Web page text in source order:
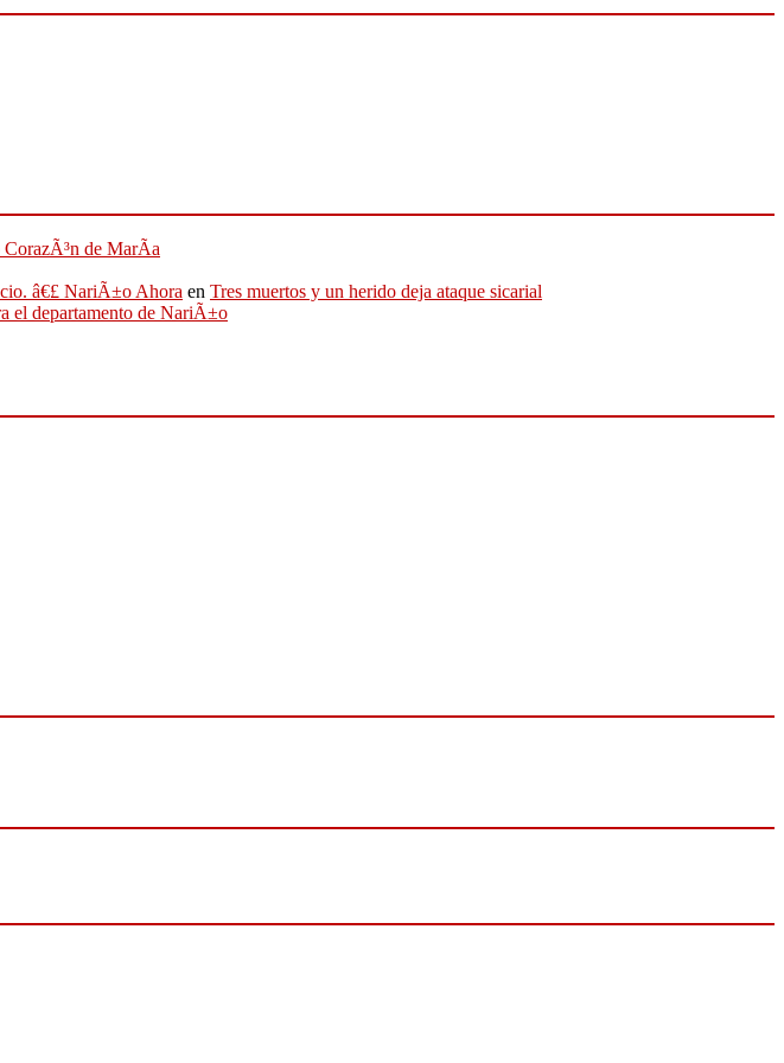
CorazÃ³n de MarÃ­a
â€£ NariÃ±o Ahora en Tres muertos y un herido deja ataque sicarial
el departamento de NariÃ±o